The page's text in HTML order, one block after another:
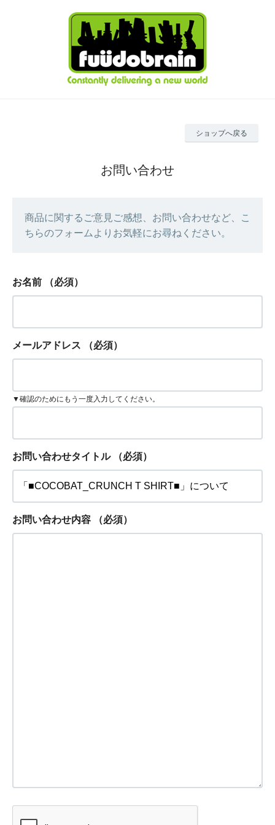
ショップへ戻る
お問い合わせ
商品に関するご意見ご感想、お問い合わせなど、こ
ちらのフォームよりお気軽にお尋ねください。
お名前 （必須）
メールアドレス （必須）
▼確認のためにもう一度入力してください。
お問い合わせタイトル （必須）
お問い合わせ内容 （必須）